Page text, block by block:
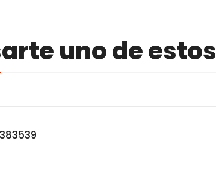
uno de estos
383539